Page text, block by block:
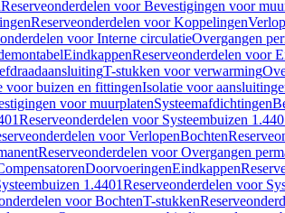
Reserveonderdelen voor Bevestigingen voor
Reserveonderdelen voor Koppelingen
voor Interne circulatieOvergangen
EindkappenReserveonderdelen voor
T-stukken voor verwarming
voor buizen en fittingenIsolatie voor
voor muurplatenSysteemafdichtingen
Reserveonderdelen voor Systeembuizen
voor VerlopenBochten
Reserveonderdelen voor Overgangen
DoorvoeringenEindkappen
1.4401Reserveonderdelen voor
voor BochtenT-stukken